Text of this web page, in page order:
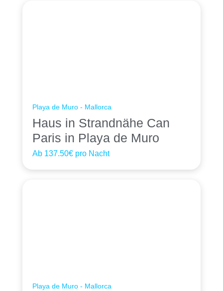
Playa de Muro - Mallorca
Haus in Strandnähe Can
Paris in Playa de Muro
Ab 137.50€ pro Nacht
Playa de Muro - Mallorca